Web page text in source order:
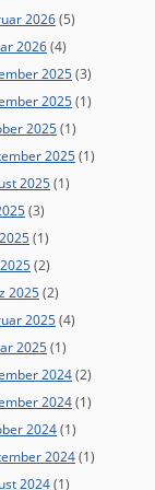
2026(5)
2026(4)
2025(3)
2025(1)
2025(1)
2025(1)
2025(1)
(3)
(1)
(2)
2025(2)
2025(4)
2025(1)
2024(2)
2024(1)
2024(1)
2024(1)
2024(1)